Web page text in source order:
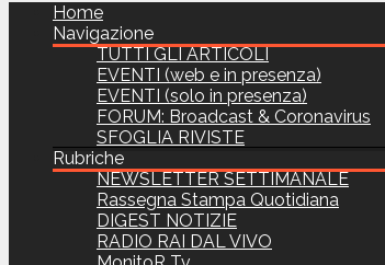
Home
Navigazione
TUTTI GLI ARTICOLI
EVENTI (web e in presenza)
EVENTI (solo in presenza)
FORUM: Broadcast & Coronavirus
SFOGLIA RIVISTE
Rubriche
NEWSLETTER SETTIMANALE
Rassegna Stampa Quotidiana
DIGEST NOTIZIE
RADIO RAI DAL VIVO